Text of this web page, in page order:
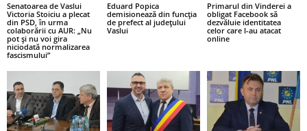
Senatoarea de Vaslui
Victoria Stoiciu a plecat
din PSD, în urma
colaborării cu AUR: „Nu
pot și nu voi gira
niciodată normalizarea
fascismului”
Eduard Popica
demisionează din funcția
de prefect al județului
Vaslui
Primarul din Vinderei a
obligat Facebook să
dezvăluie identitatea
celor care l-au atacat
online